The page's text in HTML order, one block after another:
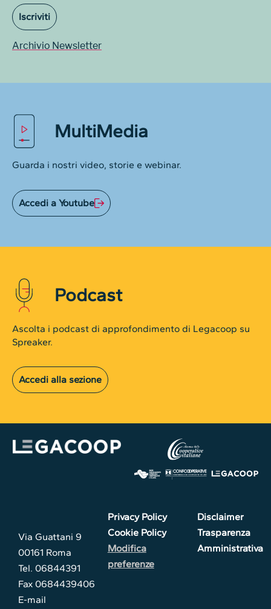
Iscriviti
Archivio Newsletter
MultiMedia
Guarda i nostri video, storie e webinar.
Accedi a Youtube
Podcast
Ascolta i podcast di approfondimento di Legacoop su
Spreaker.
Accedi alla sezione
Via Guattani 9
00161 Roma
Tel. 06844391
Fax 0684439406
E-mail
Privacy Policy
Cookie Policy
Modifica
preferenze
Disclaimer
Trasparenza
Amministrativa